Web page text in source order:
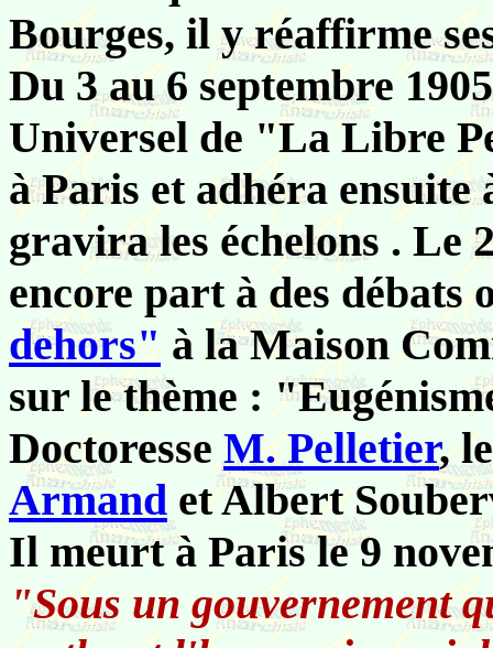
Bourges, il y réaffirme
Du 3 au 6 septembre
Universel de "La Libre
à Paris et adhéra
gravira les échelons . Le
encore part à des
dehors" à la Maison
sur le thème :
Doctoresse M. Pelletier,
Armand et Albert
Il meurt à Paris le 9
"Sous un gouvernement